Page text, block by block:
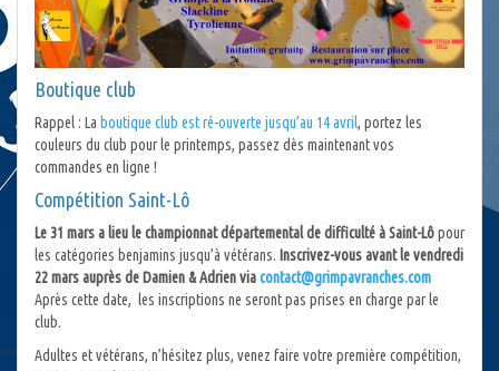
Boutique club
Rappel : La boutique club est ré-ouverte jusqu’au 14 avril, portez les
couleurs du club pour le printemps, passez dès maintenant vos
commandes en ligne !
Compétition Saint-Lô
Le 31 mars a lieu le championnat départemental de difficulté à Saint-Lôpour
les catégories benjamins jusqu’à vétérans. Inscrivez-vous avant le vendredi
22 mars auprès de Damien & Adrien viacontact@grimpavranches.com
Après cette date, les inscriptions ne seront pas prises en charge par le
club.
Adultes et vétérans, n’hésitez plus, venez faire votre première compétition,